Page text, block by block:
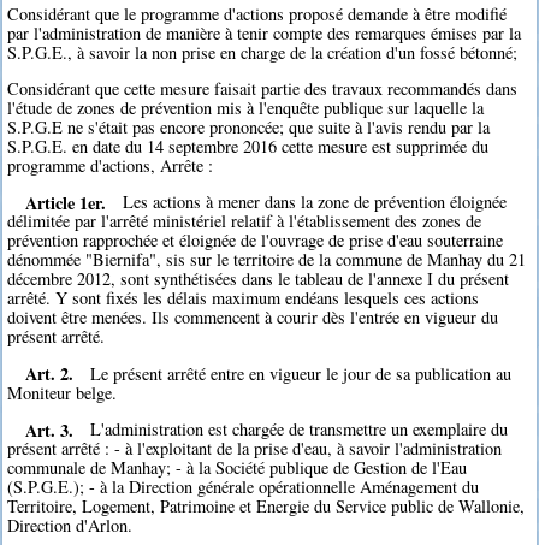
Considérant que le programme d'actions proposé demande à être modifié
par l'administration de manière à tenir compte des remarques émises par la
S.P.G.E., à savoir la non prise en charge de la création d'un fossé bétonné;
Considérant que cette mesure faisait partie des travaux recommandés dans
l'étude de zones de prévention mis à l'enquête publique sur laquelle la
S.P.G.E ne s'était pas encore prononcée; que suite à l'avis rendu par la
S.P.G.E. en date du 14 septembre 2016 cette mesure est supprimée du
programme d'actions, Arrête :
Article 1er.
Les actions à mener dans la zone de prévention éloignée
délimitée par l'arrêté ministériel relatif à l'établissement des zones de
prévention rapprochée et éloignée de l'ouvrage de prise d'eau souterraine
dénommée "Biernifa", sis sur le territoire de la commune de Manhay du 21
décembre 2012, sont synthétisées dans le tableau de l'annexe I du présent
arrêté. Y sont fixés les délais maximum endéans lesquels ces actions
doivent être menées. Ils commencent à courir dès l'entrée en vigueur du
présent arrêté.
Art. 2.
Le présent arrêté entre en vigueur le jour de sa publication au
Moniteur belge.
Art. 3.
L'administration est chargée de transmettre un exemplaire du
présent arrêté : - à l'exploitant de la prise d'eau, à savoir l'administration
communale de Manhay; - à la Société publique de Gestion de l'Eau
(S.P.G.E.); - à la Direction générale opérationnelle Aménagement du
Territoire, Logement, Patrimoine et Energie du Service public de Wallonie,
Direction d'Arlon.